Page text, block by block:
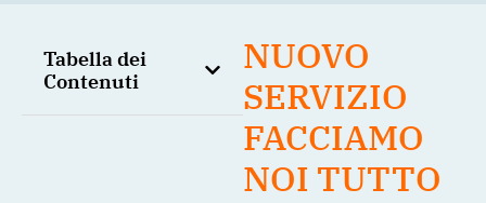
Tabella dei
Contenuti
NUOVO
SERVIZIO
FACCIAMO
NOI TUTTO